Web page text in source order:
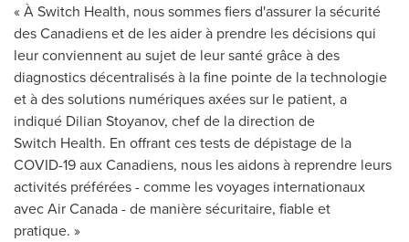
« À Switch Health, nous sommes fiers d'assurer la sécurité
des Canadiens et de les aider à prendre les décisions qui
leur conviennent au sujet de leur santé grâce à des
diagnostics décentralisés à la fine pointe de la technologie
et à des solutions numériques axées sur le patient, a
indiqué Dilian Stoyanov, chef de la direction de
Switch Health. En offrant ces tests de dépistage de la
COVID-19 aux Canadiens, nous les aidons à reprendre leurs
activités préférées - comme les voyages internationaux
avec Air Canada - de manière sécuritaire, fiable et
pratique. »